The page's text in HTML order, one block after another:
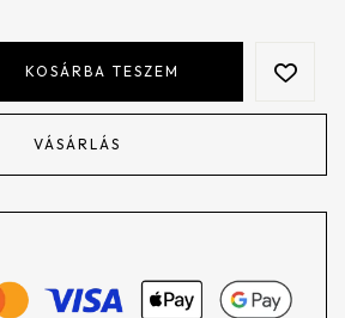
KOSÁRBA TESZEM
VÁSÁRLÁS